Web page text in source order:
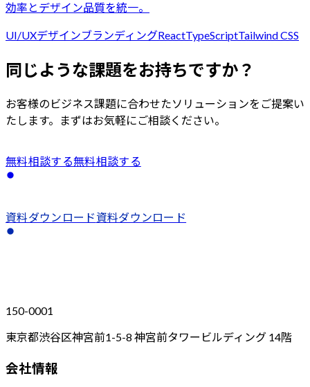
効率とデザイン品質を統一。
UI/UXデザインブランディングReactTypeScriptTailwind CSS
同じような課題をお持ちですか？
お客様のビジネス課題に合わせたソリューションをご提案い
たします。まずはお気軽にご相談ください。
無料相談する無料相談する
資料ダウンロード 資料ダウンロード
150-0001
東京都渋谷区神宮前1-5-8 神宮前タワービルディング 14階
会社情報